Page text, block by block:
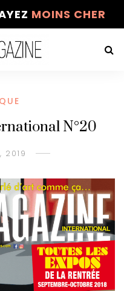
MOINS CHER
N°20
2019